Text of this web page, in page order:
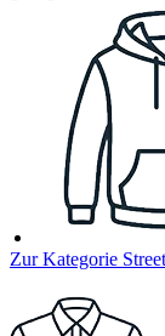
Zur Kategorie